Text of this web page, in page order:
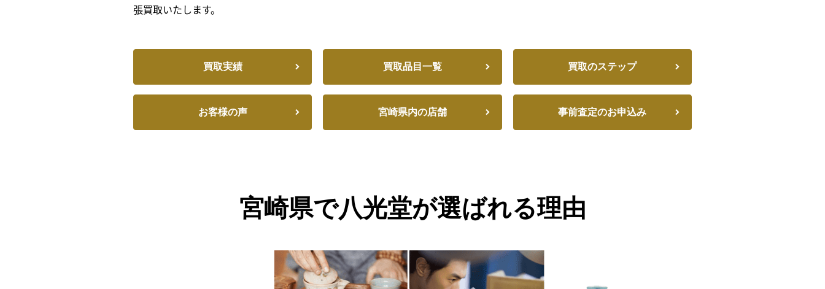
張買取いたします。
買取実績 買取品目一覧 買取のステップ
お客様の声 宮崎県内の店舗 事前査定のお申込み
宮崎県で八光堂が選ばれる理由